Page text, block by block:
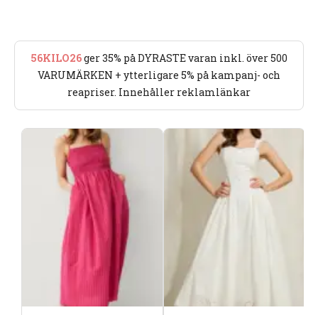
56KILO26ger 35% på DYRASTE varan inkl. över 500
VARUMÄRKEN + ytterligare 5% på kampanj- och
reapriser. Innehåller reklamlänkar